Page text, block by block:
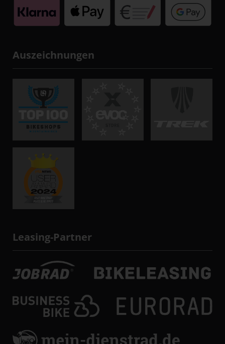
Auszeichnungen
Leasing-Partner